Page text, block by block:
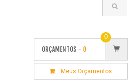
ORÇAMENTOS - 0
0
Meus Orçamentos